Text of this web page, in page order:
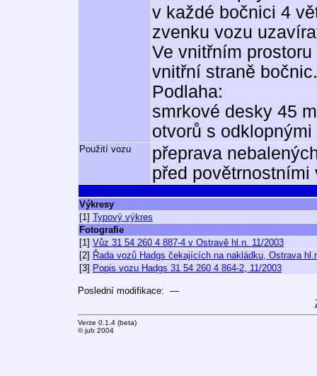
v každé bočnici 4
zvenku vozu
Ve vnitřním
vnitřní straně bočnic.
Podlaha:
smrkové desky 45
otvorů s
Použití vozu
přeprava
před
Výkresy
[1] Typový výkres
Fotografie
[1] Vůz 31 54 260 4 887-4 v Ostravě hl.n. 11/2003
[2] Řada vozů Hadgs čekajících na nakládku, Ostrava
[3] Popis vozu Hadgs 31 54 260 4 864-2, 11/2003
Poslední modifikace: —
Verze 0.1.4 (beta)
© jub 2004